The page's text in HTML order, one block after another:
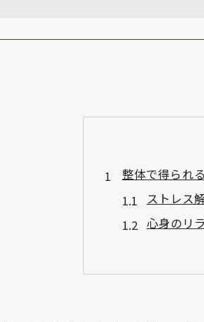
整体で得られ
ストレス
心身のリ
緊張をほ
日々の疲